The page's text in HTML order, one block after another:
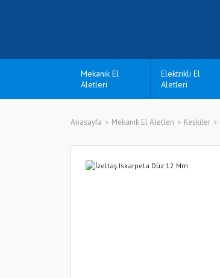
Mekanik El
Aletleri
Elektrikli El
Aletleri
Anasayfa Mekanik El Aletleri Keskiler